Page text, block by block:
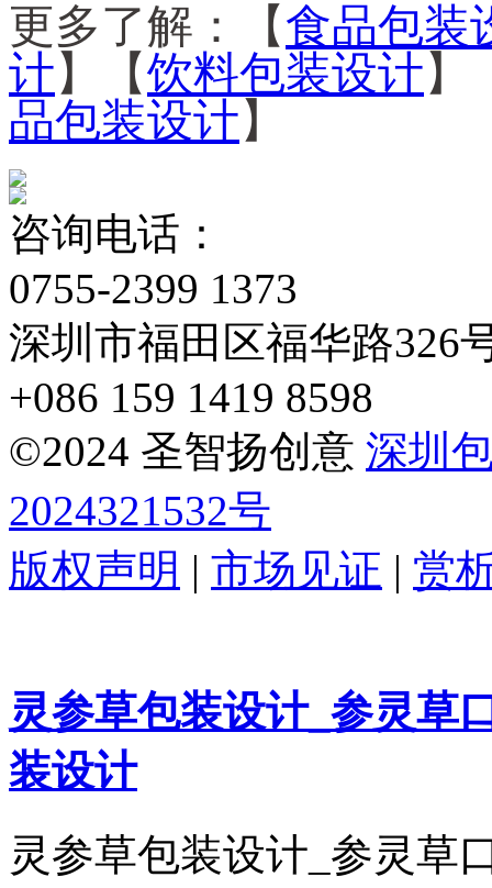
更多了解：【食品包装
计】【饮料包装设计】
品包装设计】
咨询电话：
0755-2399 1373
深圳市福田区福华路326
+086 159 1419 8598
©2024 圣智扬创意 深圳
2024321532号
版权声明 | 市场见证 | 赏
灵参草包装设计_参灵草
装设计
灵参草包装设计_参灵草